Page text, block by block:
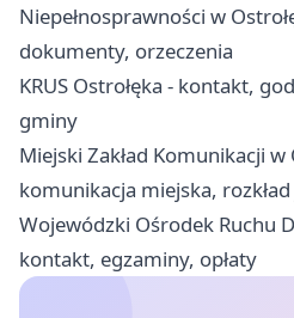
Niepełnosprawności w
dokumenty, orzeczenia
KRUS Ostrołęka - kontakt,
gminy
Miejski Zakład Komunikacji w
komunikacja miejska,
Wojewódzki Ośrodek Ruchu
kontakt, egzaminy, opłaty